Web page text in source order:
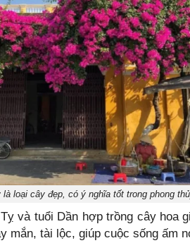
là loại cây đẹp, có ý nghĩa tốt trong phong
và tuổi Dần hợp trồng cây hoa
mắn, tài lộc, giúp cuộc sống ấm